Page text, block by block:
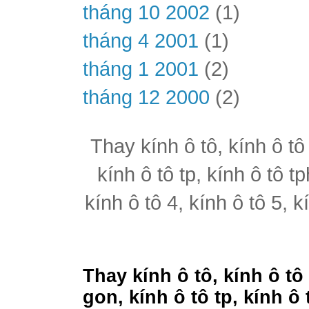
tháng 10 2002 (1)
tháng 4 2001 (1)
tháng 1 2001 (2)
tháng 12 2000 (2)
Thay kính ô tô, kính ô
kính ô tô tp, kính ô tô
kính ô tô 4, kính ô tô 5,
Thay kính ô tô, kính ô
gon, kính ô tô tp, kính ô